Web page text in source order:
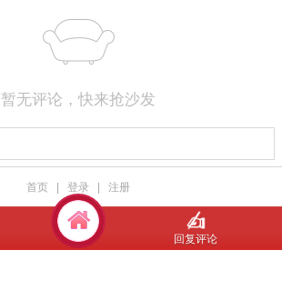
暂无评论，快来抢沙发
首页 登录 注册
回复评论